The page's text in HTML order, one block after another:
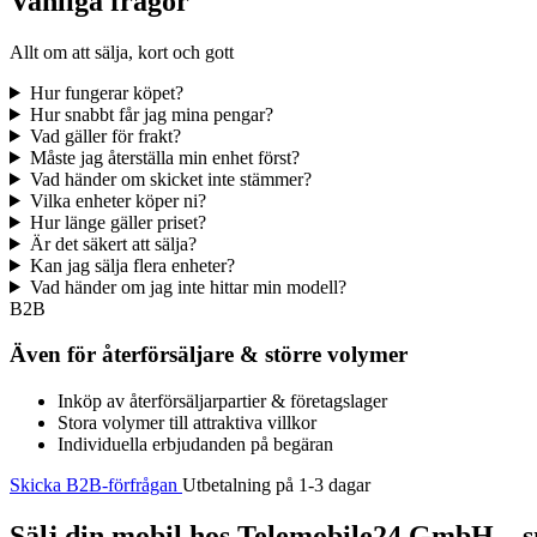
Allt om att sälja, kort och gott
Hur fungerar köpet?
Hur snabbt får jag mina pengar?
Vad gäller för frakt?
Måste jag återställa min enhet först?
Vad händer om skicket inte stämmer?
Vilka enheter köper ni?
Hur länge gäller priset?
Är det säkert att sälja?
Kan jag sälja flera enheter?
Vad händer om jag inte hittar min modell?
B2B
Även för återförsäljare & större volymer
Inköp av återförsäljarpartier & företagslager
Stora volymer till attraktiva villkor
Individuella erbjudanden på begäran
Skicka B2B-förfrågan Utbetalning på 1-3 dagar